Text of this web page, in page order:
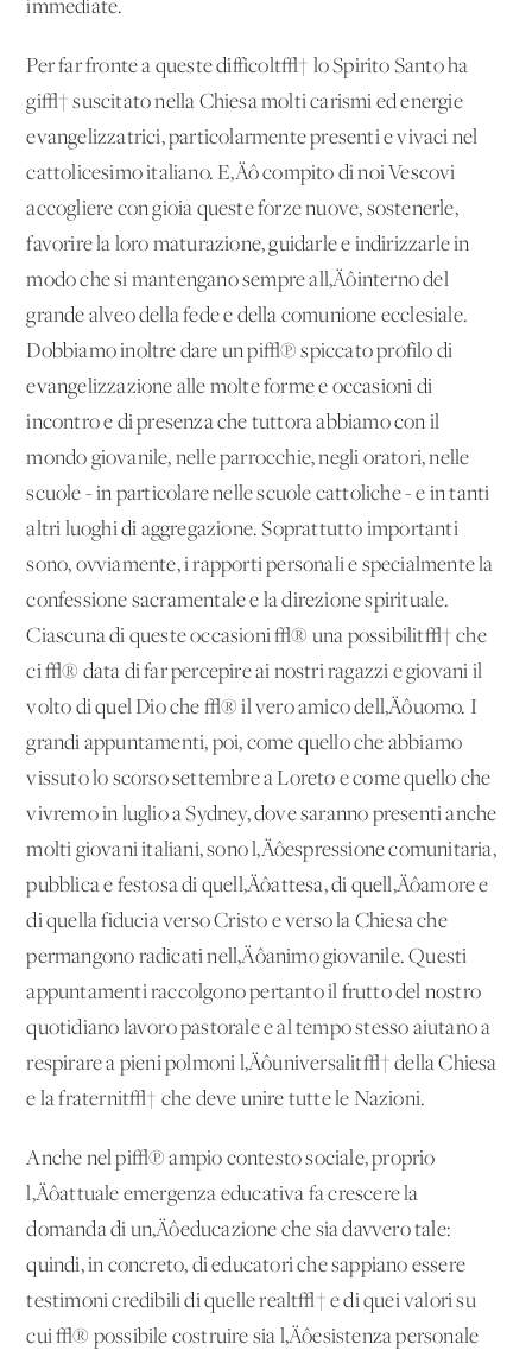
immediate.
Per far fronte a queste difficolt√† lo Spirito Santo ha
gi√† suscitato nella Chiesa molti carismi ed energie
evangelizzatrici, particolarmente presenti e vivaci nel
cattolicesimo italiano. E‚Äô compito di noi Vescovi
accogliere con gioia queste forze nuove, sostenerle,
favorire la loro maturazione, guidarle e indirizzarle in
modo che si mantengano sempre all‚Äôinterno del
grande alveo della fede e della comunione ecclesiale.
Dobbiamo inoltre dare un pi√π spiccato profilo di
evangelizzazione alle molte forme e occasioni di
incontro e di presenza che tuttora abbiamo con il
mondo giovanile, nelle parrocchie, negli oratori, nelle
scuole - in particolare nelle scuole cattoliche - e in tanti
altri luoghi di aggregazione. Soprattutto importanti
sono, ovviamente, i rapporti personali e specialmente la
confessione sacramentale e la direzione spirituale.
Ciascuna di queste occasioni √® una possibilit√† che
ci √® data di far percepire ai nostri ragazzi e giovani il
volto di quel Dio che √® il vero amico dell‚Äôuomo. I
grandi appuntamenti, poi, come quello che abbiamo
vissuto lo scorso settembre a Loreto e come quello che
vivremo in luglio a Sydney, dove saranno presenti anche
molti giovani italiani, sono l‚Äôespressione comunitaria,
pubblica e festosa di quell‚Äôattesa, di quell‚Äôamore e
di quella fiducia verso Cristo e verso la Chiesa che
permangono radicati nell‚Äôanimo giovanile. Questi
appuntamenti raccolgono pertanto il frutto del nostro
quotidiano lavoro pastorale e al tempo stesso aiutano a
respirare a pieni polmoni l‚Äôuniversalit√† della Chiesa
e la fraternit√† che deve unire tutte le Nazioni.
Anche nel pi√π ampio contesto sociale, proprio
l‚Äôattuale emergenza educativa fa crescere la
domanda di un‚Äôeducazione che sia davvero tale:
quindi, in concreto, di educatori che sappiano essere
testimoni credibili di quelle realt√† e di quei valori su
cui √® possibile costruire sia l‚Äôesistenza personale